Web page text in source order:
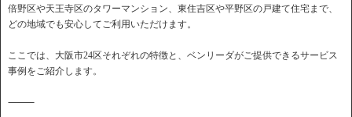
倍野区や天王寺区のタワーマンション、東住吉区や平野区の戸建て住宅まで、
どの地域でも安心してご利用いただけます。
ここでは、大阪市24区それぞれの特徴と、ベンリーダがご提供できるサービス
事例をご紹介します。
⸻